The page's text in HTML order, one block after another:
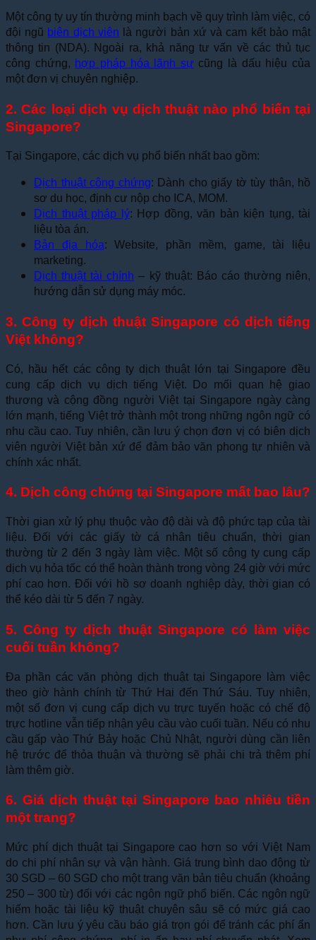
Một công ty uy tín thường minh bạch về quy trình làm việc, có
đội ngũ biên dịch viên là người bản xứ và cam kết bảo mật
thông tin (NDA). Ngoài ra, khả năng tư vấn về các thủ tục
công chứng, hợp pháp hóa lãnh sựcũng là dấu hiệu của
một đơn vị chuyên nghiệp.
2. Các loại dịch vụ dịch thuật nào phổ biến tại
Singapore?
Tại Singapore, các dịch vụ phổ biến nhất bao gồm:
Dịch thuật công chứng: Dành cho giấy tờ tùy thân, hồ
sơ du học, định cư nộp cho ICA, MOM.
Dịch thuật pháp lý: Hợp đồng, văn bản kiện tụng, tài
liệu tòa án.
Bản địa hóa: Website, phần mềm, game, tài liệu
marketing.
Dịch thuật tài chính – kỹ thuật: Báo cáo thường niên,
hướng dẫn sử dụng máy móc.
3. Công ty dịch thuật Singapore có dịch tiếng
Việt không?
Có, hầu hết các công ty dịch thuật lớn tại Singapore đều
cung cấp dịch vụ dịch tiếng Việt. Do mối quan hệ giao
thương và cộng đồng người Việt tại Singapore ngày càng
lớn mạnh, tiếng Việt trở thành một trong những ngôn ngữ có
nhu cầu cao. Tuy nhiên, cần lưu ý chọn đơn vị có biên dịch
viên người Việt bản xứ để đảm bảo văn phong tự nhiên và
chính xác nhất.
4. Dịch công chứng tại Singapore mất bao lâu?
Thời gian xử lý phụ thuộc vào độ dài và độ phức tạp của tài
liệu. Đối với các giấy tờ cá nhân tiêu chuẩn, thời gian
thường từ 2 đến 3 ngày làm việc. Một số công ty cung cấp
dịch vụ hỏa tốc có thể hoàn thành trong vòng 24 giờ với mức
phí cao hơn. Đối với hồ sơ doanh nghiệp dày, thời gian có
thể kéo dài từ 5 đến 7 ngày.
5. Công ty dịch thuật Singapore có làm việc
cuối tuần không?
Đa phần các văn phòng dịch thuật tại Singapore làm việc
theo giờ hành chính từ Thứ Hai đến Thứ Sáu. Tuy nhiên,
một số đơn vị cung cấp dịch vụ trực tuyến hoặc có chế độ
trực hotline vẫn tiếp nhận yêu cầu vào cuối tuần. Nếu có nhu
cầu gấp vào Thứ Bảy hoặc Chủ Nhật, người dùng cần liên
hệ trước để thỏa thuận và thường sẽ phải chi trả thêm phí
làm thêm giờ.
6. Giá dịch thuật tại Singapore bao nhiêu tiền
một trang?
Mức phí dịch thuật tại Singapore cao hơn so với Việt Nam
do chi phí nhân sự và vận hành. Giá trung bình dao động từ
30 SGD – 60 SGD cho một trang văn bản tiêu chuẩn (khoảng
250 – 300 từ) đối với các ngôn ngữ phổ biến. Các ngôn ngữ
hiếm hoặc tài liệu kỹ thuật chuyên sâu sẽ có mức giá cao
hơn. Cần lưu ý yêu cầu báo giá trọn gói để tránh các phí ẩn